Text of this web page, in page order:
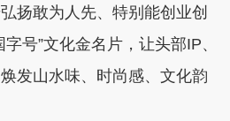
扬敢为人先、特别能创业创
号”文化金名片，让头部IP、
发山水味、时尚感、文化韵